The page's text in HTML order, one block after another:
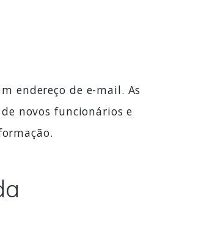
endereço de e-mail. As
novos funcionários e